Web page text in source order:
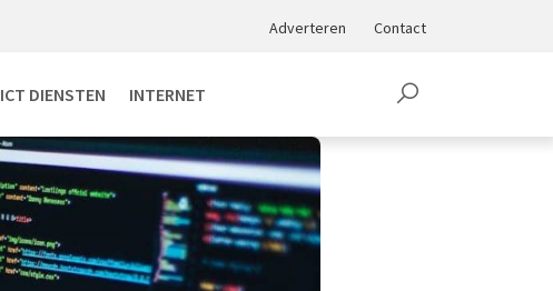
Adverteren Contact
ICT DIENSTEN INTERNET